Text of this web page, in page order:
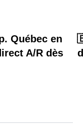
Québec en
A/R dès